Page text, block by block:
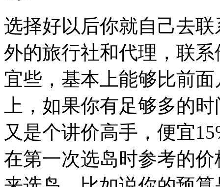
选择好以后你就自己去
外的旅行社和代理，联
宜些，基本上能够比前
上，如果你有足够多的
又是个讲价高手，便宜
在第一次选岛时参考的